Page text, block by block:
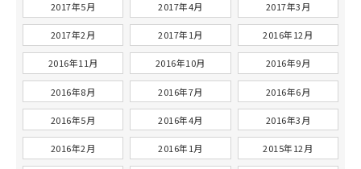
2017年5月 2017年4月 2017年3月
2017年2月 2017年1月 2016年12月
2016年11月 2016年10月 2016年9月
2016年8月 2016年7月 2016年6月
2016年5月 2016年4月 2016年3月
2016年2月 2016年1月 2015年12月